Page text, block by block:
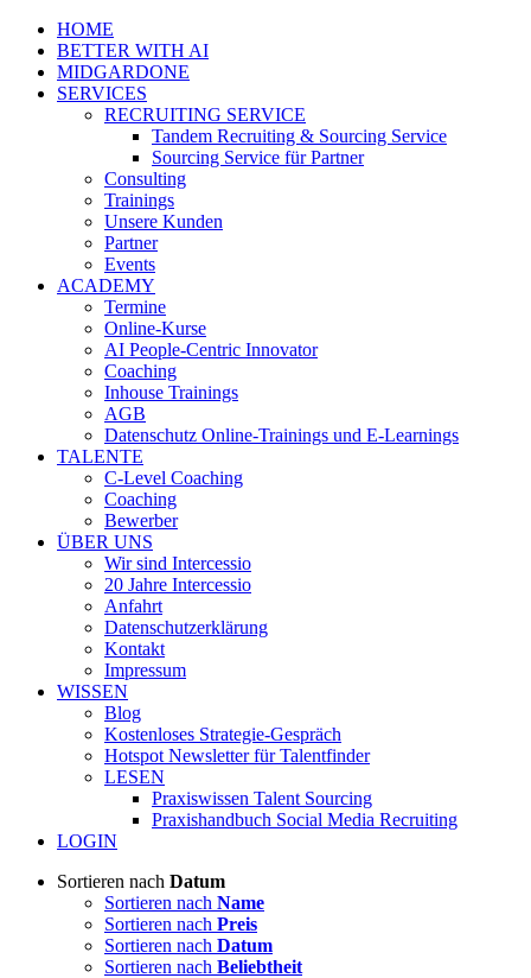
HOME
BETTER WITH AI
MIDGARDONE
SERVICES
RECRUITING SERVICE
Tandem Recruiting & Sourcing Service
Sourcing Service für Partner
Consulting
Trainings
Unsere Kunden
Partner
Events
ACADEMY
Termine
Online-Kurse
AI People-Centric Innovator
Coaching
Inhouse Trainings
AGB
Datenschutz Online-Trainings und E-Learnings
TALENTE
C-Level Coaching
Coaching
Bewerber
ÜBER UNS
Wir sind Intercessio
20 Jahre Intercessio
Anfahrt
Datenschutzerklärung
Kontakt
Impressum
WISSEN
Blog
Kostenloses Strategie-Gespräch
Hotspot Newsletter für Talentfinder
LESEN
Praxiswissen Talent Sourcing
Praxishandbuch Social Media Recruiting
LOGIN
Sortieren nach Datum
Sortieren nach Name
Sortieren nach Preis
Sortieren nach Datum
Sortieren nach Beliebtheit